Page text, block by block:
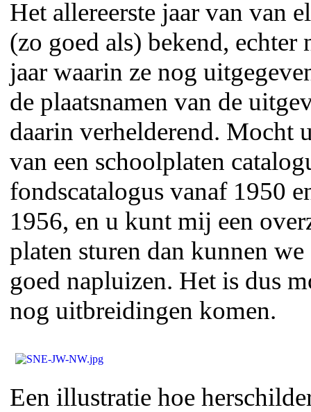
Het allereerste jaar van van
(zo goed als) bekend, echter
jaar waarin ze nog
de plaatsnamen van de
daarin verhelderend. Mocht
van een schoolplaten
fondscatalogus vanaf 1950
1956, en u kunt mij een
platen sturen dan kunnen
goed napluizen. Het is dus
nog uitbreidingen komen.
Een illustratie hoe